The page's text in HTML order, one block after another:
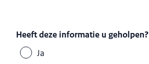
Heeft deze informatie u geholpen?
Ja